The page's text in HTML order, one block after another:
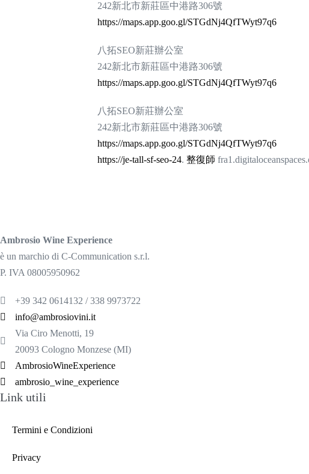
242新北市新莊區中港路306號
https://maps.app.goo.gl/STGdNj4QfTWyt97q6
八拓SEO新莊辦公室
242新北市新莊區中港路306號
https://maps.app.goo.gl/STGdNj4QfTWyt97q6
八拓SEO新莊辦公室
242新北市新莊區中港路306號
https://maps.app.goo.gl/STGdNj4QfTWyt97q6
https://je-tall-sf-seo-24. 整復師
Ambrosio Wine Experience
è un marchio di C-Communication s.r.l.
P. IVA 08005950962
+39 342 0614132 / 338 9973722
info@ambrosiovini.it
Via Ciro Menotti, 19
20093 Cologno Monzese (MI)
AmbrosioWineExperience
ambrosio_wine_experience
Link utili
Termini e Condizioni
Privacy